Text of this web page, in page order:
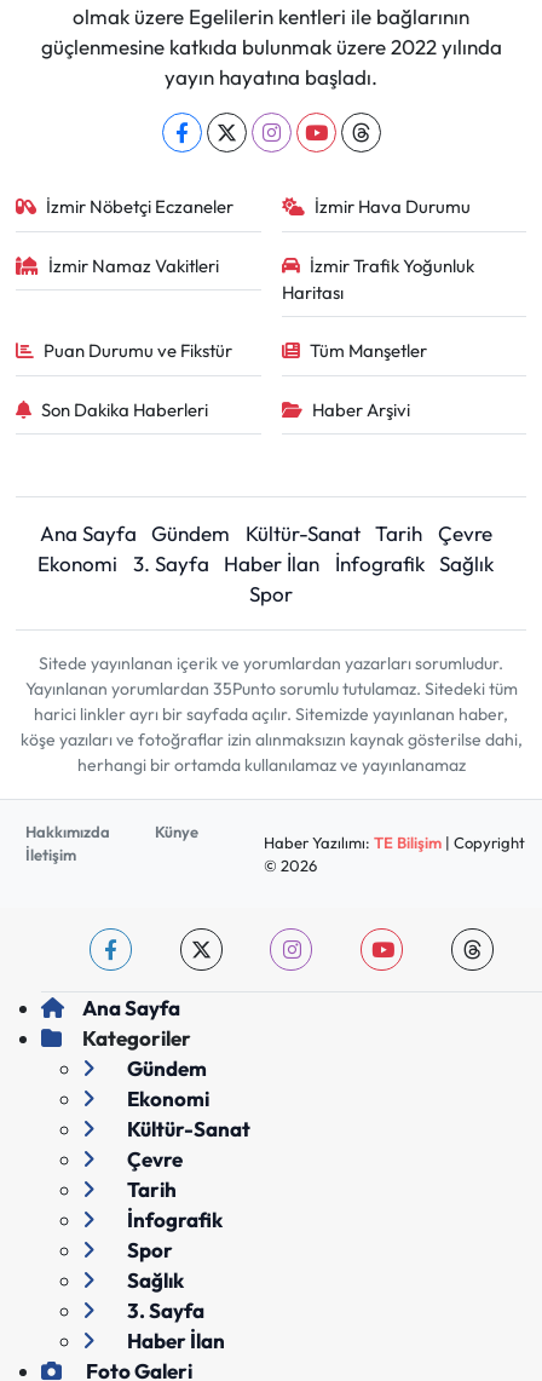
olmak üzere Egelilerin kentleri ile bağlarının
güçlenmesine katkıda bulunmak üzere 2022 yılında
yayın hayatına başladı.
İzmir Nöbetçi Eczaneler İzmir Hava Durumu
İzmir Namaz Vakitleri
İzmir Trafik Yoğunluk
Haritası
Puan Durumu ve Fikstür Tüm Manşetler
Son Dakika Haberleri Haber Arşivi
Ana Sayfa Gündem Kültür-Sanat Tarih
Çevre
Ekonomi
3. Sayfa Haber İlan İnfografik Sağlık
Spor
Sitede yayınlanan içerik ve yorumlardan yazarları sorumludur.
Yayınlanan yorumlardan 35Punto sorumlu tutulamaz. Sitedeki tüm
harici linkler ayrı bir sayfada açılır. Sitemizde yayınlanan haber,
köşe yazıları ve fotoğraflar izin alınmaksızın kaynak gösterilse dahi,
herhangi bir ortamda kullanılamaz ve yayınlanamaz
Hakkımızda
Künye
İletişim
Haber Yazılımı: TE Bilişim| Copyright
© 2026
Ana Sayfa
Kategoriler
Gündem
Ekonomi
Kültür-Sanat
Çevre
Tarih
İnfografik
Spor
Sağlık
3. Sayfa
Haber İlan
Foto Galeri